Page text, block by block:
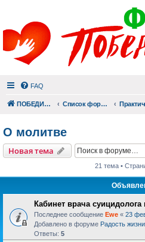
FAQ
ПОБЕДИШЬ.РУ Список форумов
О молитве
Новая тема
21 тема •
Кабинет врача
Последнее сообщение Ewe « 23
Добавлено в форуме Радость жизни
Ответы: 5